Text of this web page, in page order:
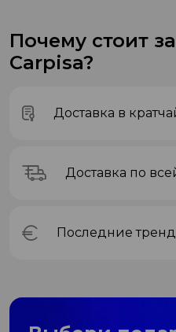
Почему стоит
Carpisa?
Доставка в
Доставка по
Последние